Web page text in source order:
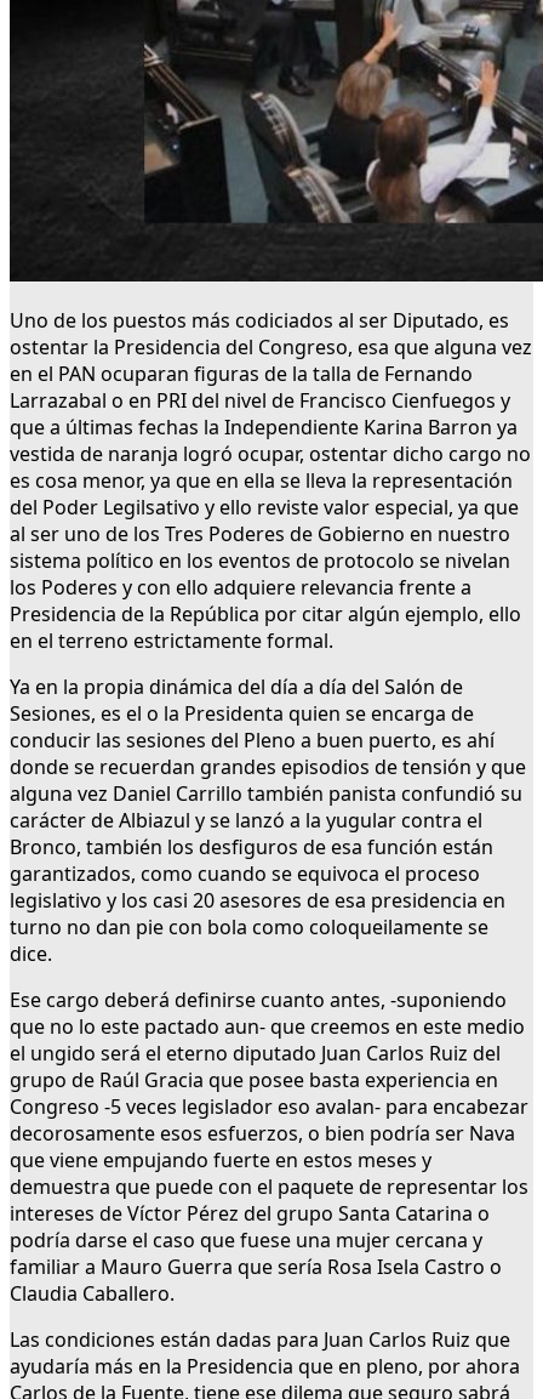
Uno de los puestos más codiciados al ser Diputado, es
ostentar la Presidencia del Congreso, esa que alguna vez
en el PAN ocuparan figuras de la talla de Fernando
Larrazabal o en PRI del nivel de Francisco Cienfuegos y
que a últimas fechas la Independiente Karina Barron ya
vestida de naranja logró ocupar, ostentar dicho cargo no
es cosa menor, ya que en ella se lleva la representación
del Poder Legilsativo y ello reviste valor especial, ya que
al ser uno de los Tres Poderes de Gobierno en nuestro
sistema político en los eventos de protocolo se nivelan
los Poderes y con ello adquiere relevancia frente a
Presidencia de la República por citar algún ejemplo, ello
en el terreno estrictamente formal.
Ya en la propia dinámica del día a día del Salón de
Sesiones, es el o la Presidenta quien se encarga de
conducir las sesiones del Pleno a buen puerto, es ahí
donde se recuerdan grandes episodios de tensión y que
alguna vez Daniel Carrillo también panista confundió su
carácter de Albiazul y se lanzó a la yugular contra el
Bronco, también los desfiguros de esa función están
garantizados, como cuando se equivoca el proceso
legislativo y los casi 20 asesores de esa presidencia en
turno no dan pie con bola como coloqueilamente se
dice.
Ese cargo deberá definirse cuanto antes, -suponiendo
que no lo este pactado aun- que creemos en este medio
el ungido será el eterno diputado Juan Carlos Ruiz del
grupo de Raúl Gracia que posee basta experiencia en
Congreso -5 veces legislador eso avalan- para encabezar
decorosamente esos esfuerzos, o bien podría ser Nava
que viene empujando fuerte en estos meses y
demuestra que puede con el paquete de representar los
intereses de Víctor Pérez del grupo Santa Catarina o
podría darse el caso que fuese una mujer cercana y
familiar a Mauro Guerra que sería Rosa Isela Castro o
Claudia Caballero.
Las condiciones están dadas para Juan Carlos Ruiz que
ayudaría más en la Presidencia que en pleno, por ahora
Carlos de la Fuente, tiene ese dilema que seguro sabrá